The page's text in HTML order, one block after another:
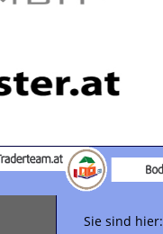
Sie sind hier: